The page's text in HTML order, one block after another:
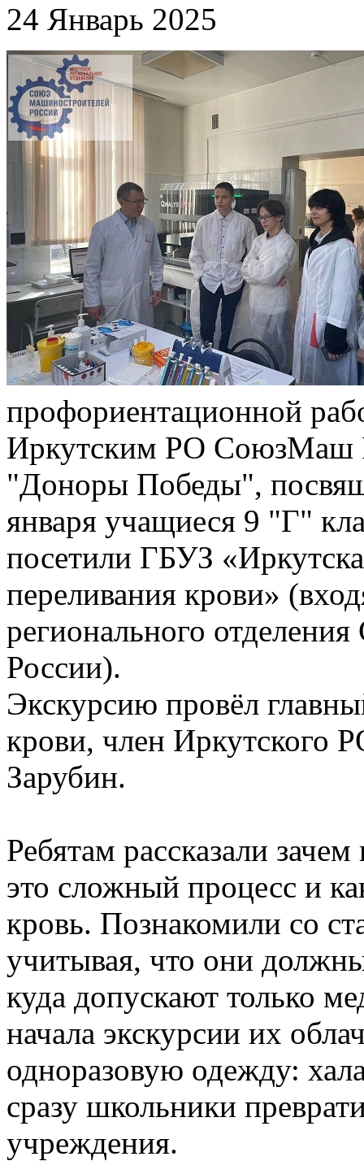
24 Январь 2025
профориентационной
Иркутским РО СоюзМаш
"Доноры Победы",
января учащиеся 9 "Г"
посетили ГБУЗ
переливания крови»
регионального
России).
Экскурсию провёл
крови, член
Зарубин.
Ребятам рассказали
это сложный процесс и
кровь. Познакомили со
учитывая, что они
куда допускают только
начала экскурсии их
одноразовую одежду:
сразу школьники
учреждения.